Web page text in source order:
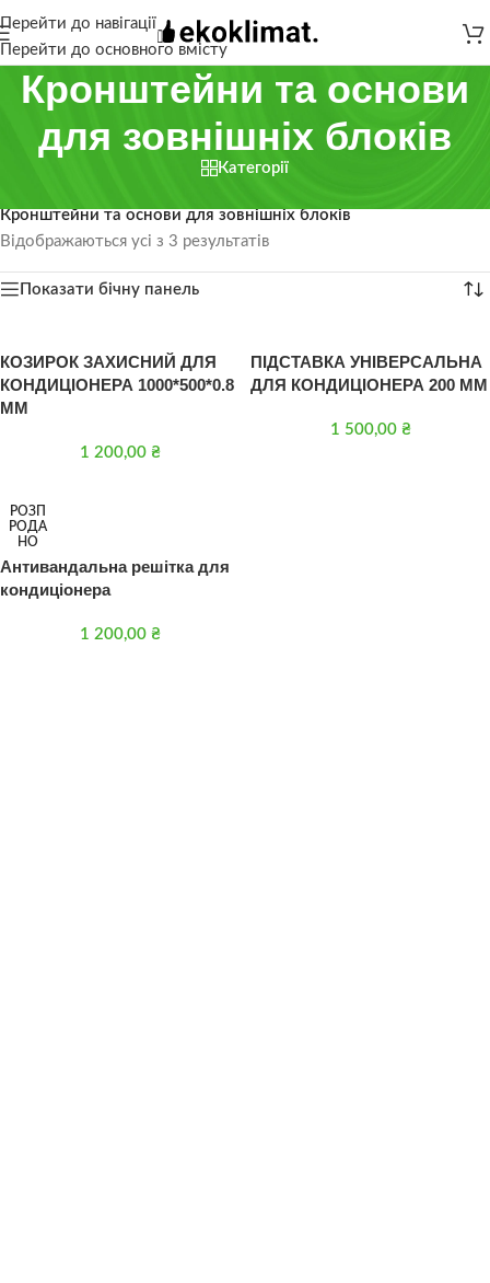
Перейти до навігації
Перейти до основного вмісту
Кронштейни та основи
для зовнішніх блоків
Категорії
Кронштейни та основи для зовнішніх блоків
Відображаються усі з 3 результатів
Показати бічну панель
КОЗИРОК ЗАХИСНИЙ ДЛЯ
КОНДИЦІОНЕРА 1000*500*0.8
ММ
1 200,00 ₴
ПІДСТАВКА УНІВЕРСАЛЬНА
ДЛЯ КОНДИЦІОНЕРА 200 ММ
1 500,00 ₴
РОЗП
РОДА
НО
Антивандальна решітка для
кондиціонера
1 200,00 ₴